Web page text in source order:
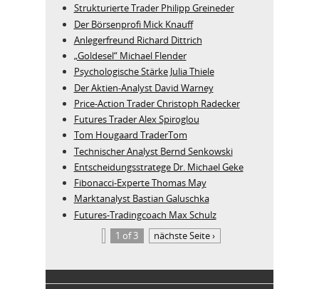
Strukturierte Trader Philipp Greineder
Der Börsenprofi Mick Knauff
Anlegerfreund Richard Dittrich
„Goldesel“ Michael Flender
Psychologische Stärke Julia Thiele
Der Aktien-Analyst David Warney
Price-Action Trader Christoph Radecker
Futures Trader Alex Spiroglou
Tom Hougaard TraderTom
Technischer Analyst Bernd Senkowski
Entscheidungsstratege Dr. Michael Geke
Fibonacci-Experte Thomas May
Marktanalyst Bastian Galuschka
Futures-Tradingcoach Max Schulz
1 of 3
nächste Seite ›